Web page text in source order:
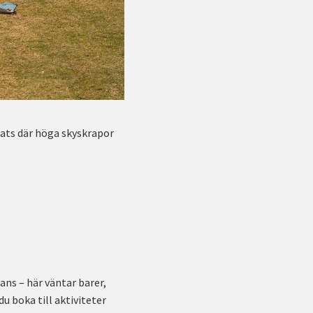
där höga skyskrapor
– här väntar barer,
boka till aktiviteter